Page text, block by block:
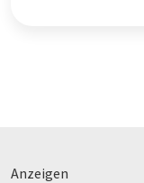
Anzeigen